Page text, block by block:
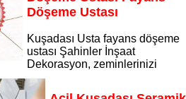
Döşeme Ustası
Kuşadası Usta fayans döşeme
ustası Şahinler İnşaat
Dekorasyon, zeminlerinizi
kadrosuyla Kuşadası Usta